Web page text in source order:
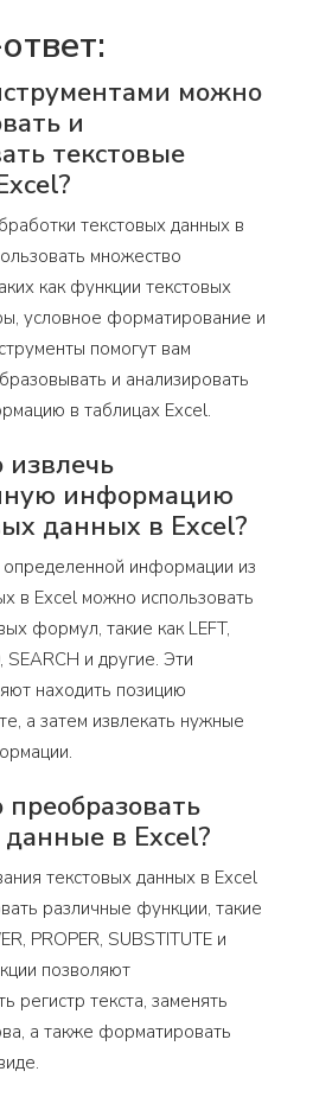
можно
и
текстовые
текстовых данных в
множество
как функции текстовых
условное форматирование и
помогут вам
и анализировать
в таблицах Excel.
информацию
данных в Excel?
информации из
в Excel можно использовать
формул, такие как LEFT,
SEARCH и другие. Эти
находить позицию
а затем извлекать нужные
в Excel?
текстовых данных в Excel
различные функции, такие
PROPER, SUBSTITUTE и
позволяют
регистр текста, заменять
а также форматировать